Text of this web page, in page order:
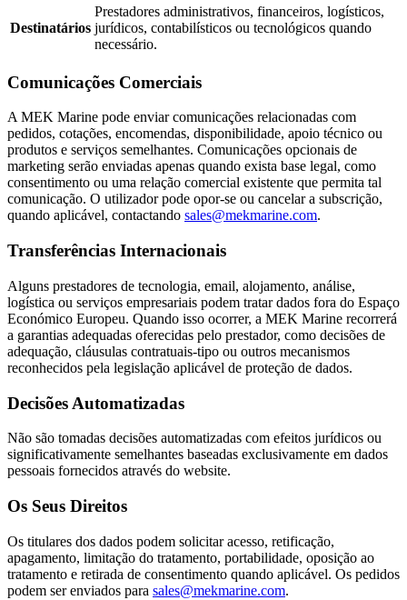
Destinatários
Prestadores administrativos, financeiros, logísticos,
jurídicos, contabilísticos ou tecnológicos quando
necessário.
Comunicações Comerciais
A MEK Marine pode enviar comunicações relacionadas com
pedidos, cotações, encomendas, disponibilidade, apoio técnico ou
produtos e serviços semelhantes. Comunicações opcionais de
marketing serão enviadas apenas quando exista base legal, como
consentimento ou uma relação comercial existente que permita tal
comunicação. O utilizador pode opor-se ou cancelar a subscrição,
quando aplicável, contactando sales@mekmarine.com.
Transferências Internacionais
Alguns prestadores de tecnologia, email, alojamento, análise,
logística ou serviços empresariais podem tratar dados fora do Espaço
Económico Europeu. Quando isso ocorrer, a MEK Marine recorrerá
a garantias adequadas oferecidas pelo prestador, como decisões de
adequação, cláusulas contratuais-tipo ou outros mecanismos
reconhecidos pela legislação aplicável de proteção de dados.
Decisões Automatizadas
Não são tomadas decisões automatizadas com efeitos jurídicos ou
significativamente semelhantes baseadas exclusivamente em dados
pessoais fornecidos através do website.
Os Seus Direitos
Os titulares dos dados podem solicitar acesso, retificação,
apagamento, limitação do tratamento, portabilidade, oposição ao
tratamento e retirada de consentimento quando aplicável. Os pedidos
podem ser enviados para sales@mekmarine.com.